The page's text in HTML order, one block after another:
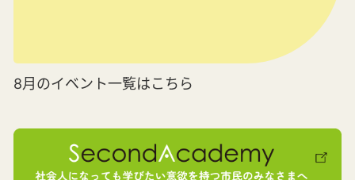
8月のイベント一覧はこちら